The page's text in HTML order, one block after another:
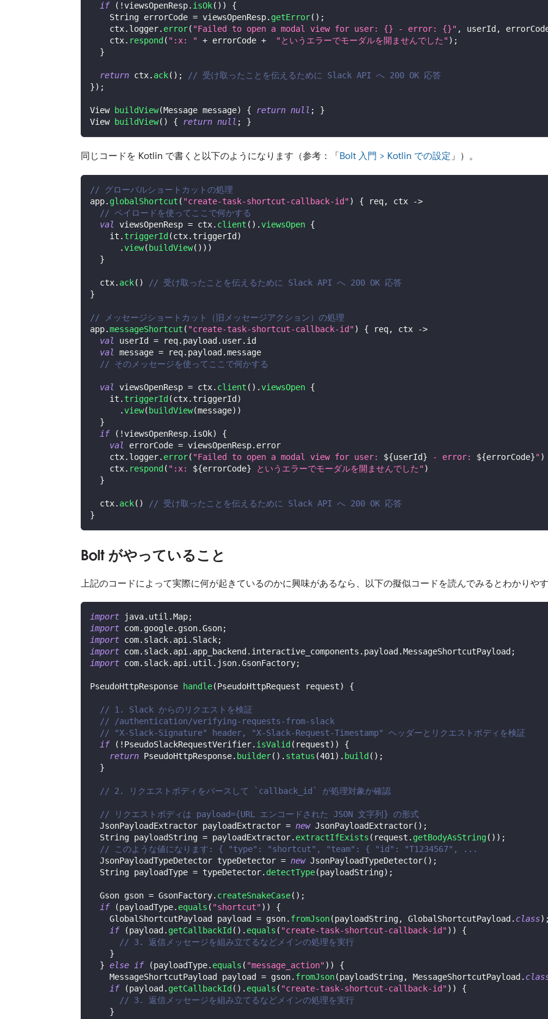
if
( !viewsOpenResp. isOk( ) )
{
String errorCode = viewsOpenResp. getError( ) ;
    ctx
. logger. error( "Failed to open a modal view for user: {} - error: {}" , userId ,
    ctx
. respond ( ":x: " + errorCode + "というエラーでモーダルを開ませんでした") ;
}
return ctx. ack( ) ;
// 受け取ったことを伝えるために Slack API へ 200 OK 応答
}) ;
View buildView(Message message) { return null ;
}
View
buildView( ) { return null ; }
同じコードを Kotlin で書くと以下のようになります（参考：「Bolt 入門 > Kotlin での設定 」）。
// グローバルショートカットの処理
app. globalShortcut ( "create-task-shortcut-callback-id") { req, ctx
->
// ペイロードを使ってここで何かする
val
viewsOpenResp = ctx. client ( ) .viewsOpen {
    it
. triggerId (ctx. triggerId )
.view( buildView( ) ) )
}
  ctx
. ack( )
// 受け取ったことを伝えるために Slack API へ 200 OK 応答
}
// メッセージショートカット（旧メッセージアクション）の処理
app.messageShortcut ( "create-task-shortcut-callback-id") { req, ctx
->
val
userId = req. payload . user. id
val
message = req. payload .message
// そのメッセージを使ってここで何かする
val viewsOpenResp = ctx. client ( ) .viewsOpen {
    it
. triggerId (ctx. triggerId )
.view( buildView(message) )
}
if
( !viewsOpenResp. isOk)
{
val
errorCode = viewsOpenResp. error
    ctx
. logger. error( "Failed to open a modal view for user: ${userId} - error: ${errorCode}")
    ctx
. respond ( ":x: ${errorCode} というエラーでモーダルを開ませんでした")
}
  ctx
. ack( )
// 受け取ったことを伝えるために Slack API へ 200 OK 応答
}
Bolt がやっていること
上記のコードによって実際に何が起きているのかに興味があるなら、以下の擬似コードを読んでみるとわかりやす
import java. util .Map;
import com. google. gson.Gson;
import com. slack. api. Slack;
import com. slack. api. app_backend . interactive_components . payload .MessageShortcutPayload ;
import com. slack. api. util . json.GsonFactory;
PseudoHttpResponse handle(PseudoHttpRequest request) {
// 1. Slack からのリクエストを検証
// /authentication/verifying-requests-from-slack
// "X-Slack-Signature" header, "X-Slack-Request-Timestamp" ヘッダーとリクエストボディを検証
if
( ! PseudoSlackRequestVerifier. isValid ( request) )
{
return PseudoHttpResponse. builder( ) . status (401) . build ( ) ;
}
// 2. リクエストボディをパースして `callback_id` が処理対象か確認
// リクエストボディは payload={URL エンコードされた JSON 文字列} の形式
JsonPayloadExtractor payloadExtractor = new JsonPayloadExtractor( ) ;
String payloadString = payloadExtractor. extractIfExists ( request . getBodyAsString( ) ) ;
// このような値になります: { "type": "shortcut", "team": { "id": "T1234567", ...
JsonPayloadTypeDetector typeDetector = new JsonPayloadTypeDetector( ) ;
String payloadType = typeDetector. detectType(payloadString) ;
Gson gson = GsonFactory. createSnakeCase( ) ;
if
(payloadType. equals ( "shortcut") )
{
GlobalShortcutPayload
payload = gson. fromJson(payloadString, GlobalShortcutPayload . class) ;
if
(payload . getCallbackId ( ) . equals ( "create-task-shortcut-callback-id") )
{
// 3. 返信メッセージを組み立てるなどメインの処理を実行
}
} else if (payloadType. equals ( "message_action") )
{
MessageShortcutPayload
payload = gson. fromJson(payloadString, MessageShortcutPayload .
if
(payload . getCallbackId ( ) . equals ( "create-task-shortcut-callback-id") )
{
// 3. 返信メッセージを組み立てるなどメインの処理を実行
}